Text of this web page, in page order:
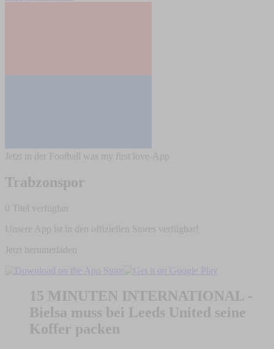
Jetzt in der Football was my first love-App
Trabzonspor
0 Titel verfügbar
Unsere App ist in den offiziellen Stores verfügbar!
Jetzt herunterladen
15 MINUTEN INTERNATIONAL -
Bielsa muss bei Leeds United seine
Koffer packen